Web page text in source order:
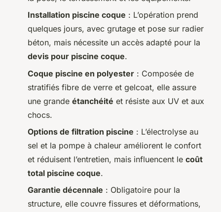
Installation piscine coque : L’opération prend
quelques jours, avec grutage et pose sur radier
béton, mais nécessite un accès adapté pour la
devis pour piscine coque.
Coque piscine en polyester : Composée de
stratifiés fibre de verre et gelcoat, elle assure
une grande étanchéité et résiste aux UV et aux
chocs.
Options de filtration piscine : L’électrolyse au
sel et la pompe à chaleur améliorent le confort
et réduisent l’entretien, mais influencent le coût
total piscine coque.
Garantie décennale : Obligatoire pour la
structure, elle couvre fissures et déformations,